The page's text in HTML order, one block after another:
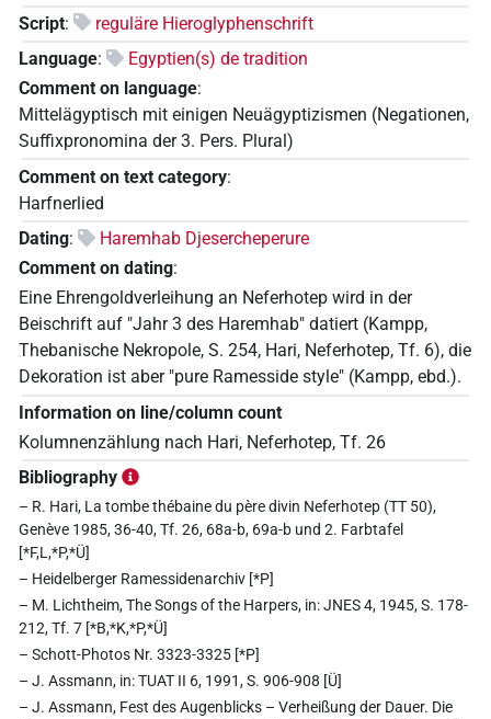
Script:
reguläre Hieroglyphenschrift
Language:
Egyptien(s) de tradition
Comment on language:
Mittelägyptisch mit einigen Neuägyptizismen (Negationen,
Suffixpronomina der 3. Pers. Plural)
Comment on text category:
Harfnerlied
Dating:
Haremhab Djesercheperure
Comment on dating:
Eine Ehrengoldverleihung an Neferhotep wird in der
Beischrift auf "Jahr 3 des Haremhab" datiert (Kampp,
Thebanische Nekropole, S. 254, Hari, Neferhotep, Tf. 6), die
Dekoration ist aber "pure Ramesside style" (Kampp, ebd.).
Information on line/column count
Kolumnenzählung nach Hari, Neferhotep, Tf. 26
Bibliography
– R. Hari, La tombe thébaine du père divin Neferhotep (TT 50),
Genève 1985, 36-40, Tf. 26, 68a-b, 69a-b und 2. Farbtafel
[*F,L,*P,*Ü]
– Heidelberger Ramessidenarchiv [*P]
– M. Lichtheim, The Songs of the Harpers, in: JNES 4, 1945, S. 178-
212, Tf. 7 [*B,*K,*P,*Ü]
– Schott-Photos Nr. 3323-3325 [*P]
– J. Assmann, in: TUAT II 6, 1991, S. 906-908 [Ü]
– J. Assmann, Fest des Augenblicks – Verheißung der Dauer. Die